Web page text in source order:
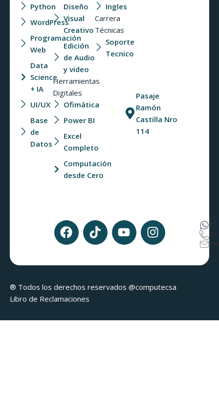
Python
WordPress
Programación
Web
Data
Science
+ IA
UI/UX
Base
de
Datos
Diseño
Visual
Creativo
Edición
de Audio
y video
Herramientas
Digitales
Ofimática
Power BI
Excel
Completo
Computación
desde Cero
Ingles
Carrera
Técnicas
Soporte
Tecnico
Pasaje
Ramón
Castilla Nro
114
® Todos los derechos reservados @computecsa
Libro de Reclamaciones